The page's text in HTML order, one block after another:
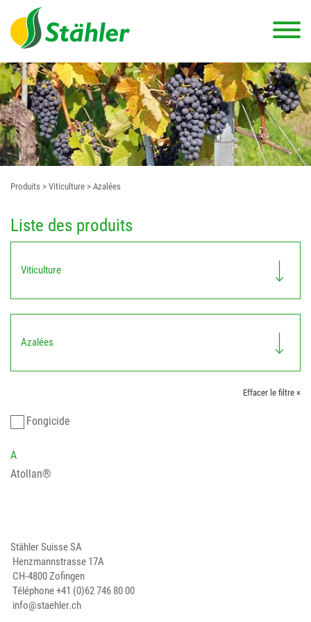
Produits > Viticulture > Azalées
Liste des produits
Viticulture
Azalées
Effacer le filtre ×
Fongicide
A
Atollan®
Stähler Suisse SA
Henzmannstrasse 17A
CH-4800 Zofingen
Téléphone+41 (0)62 746 80 00
info@staehler.ch